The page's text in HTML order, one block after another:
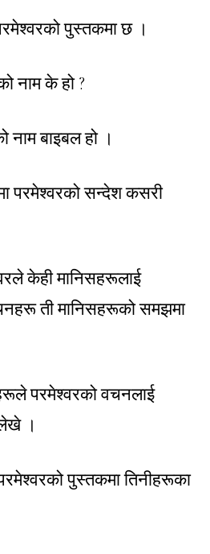
पुस्तकमा छ ।
नाम के हो ?
बाइबल हो ।
परमेश्वरको सन्देश कसरी
केही मानिसहरूलाई
ती मानिसहरूको समझमा
परमेश्वरको वचनलाई
।
पुस्तकमा तिनीहरूका